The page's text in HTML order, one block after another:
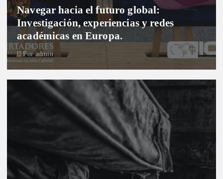
Navegar hacia el futuro global:
Investigación, experiencias y redes
académicas en Europa.
Poradmin